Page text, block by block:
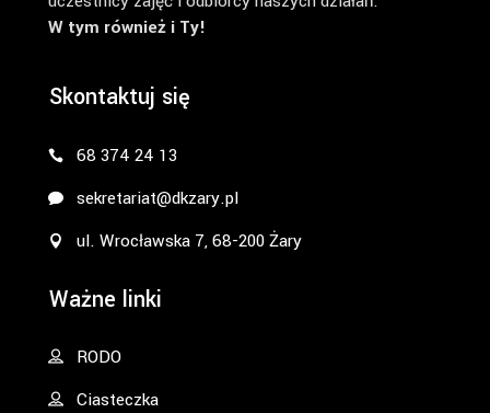
W tym również i Ty!
Skontaktuj się
68 374 24 13
sekretariat@dkzary.pl
ul. Wrocławska 7, 68-200 Żary
Ważne linki
RODO
Ciasteczka